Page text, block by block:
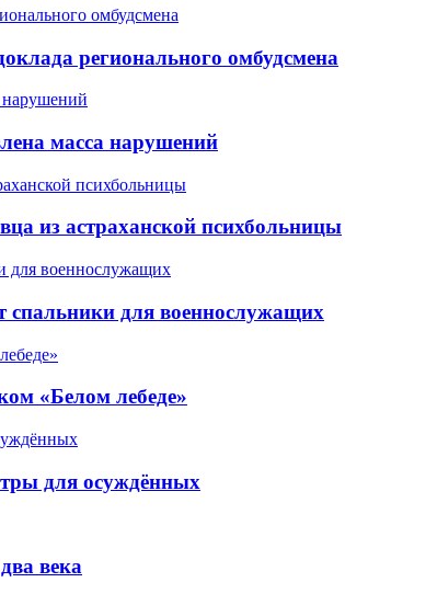
регионального омбудсмена
масса нарушений
из астраханской психбольницы
спальники для военнослужащих
«Белом лебеде»
для осуждённых
века